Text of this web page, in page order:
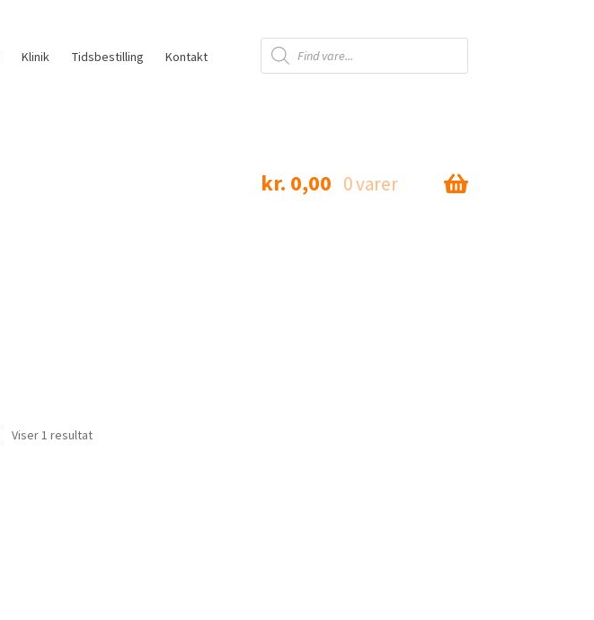
Klinik Tidsbestilling Kontakt
Products
search
kr. 0,00 0 varer
Viser 1 resultat